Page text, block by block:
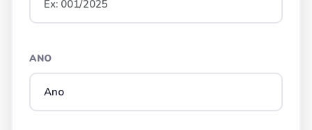
ANO